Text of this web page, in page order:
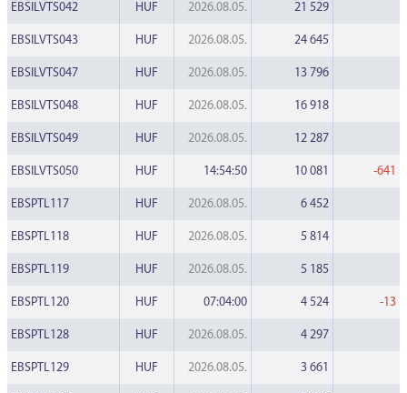
EBSILVTS042 HUF 2026.08.05. 21 529
EBSILVTS043 HUF 2026.08.05. 24 645
EBSILVTS047 HUF 2026.08.05. 13 796
EBSILVTS048 HUF 2026.08.05. 16 918
EBSILVTS049 HUF 2026.08.05. 12 287
EBSILVTS050 HUF 14:54:50 10 081 -641
EBSPTL117 HUF 2026.08.05. 6 452
EBSPTL118 HUF 2026.08.05. 5 814
EBSPTL119 HUF 2026.08.05. 5 185
EBSPTL120 HUF 07:04:00 4 524 -13
EBSPTL128 HUF 2026.08.05. 4 297
EBSPTL129 HUF 2026.08.05. 3 661